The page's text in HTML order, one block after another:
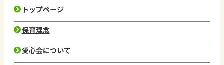
トップページ
保育理念
愛心会について